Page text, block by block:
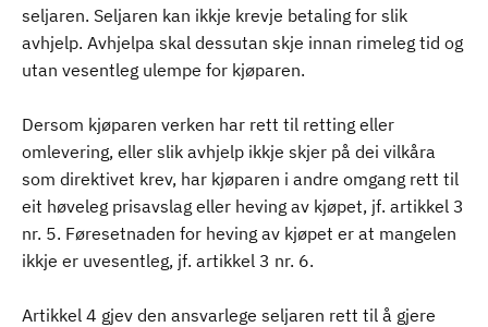
seljaren. Seljaren kan ikkje krevje betaling for slik
avhjelp. Avhjelpa skal dessutan skje innan rimeleg tid og
utan vesentleg ulempe for kjøparen.
Dersom kjøparen verken har rett til retting eller
omlevering, eller slik avhjelp ikkje skjer på dei vilkåra
som direktivet krev, har kjøparen i andre omgang rett til
eit høveleg prisavslag eller heving av kjøpet, jf. artikkel 3
nr. 5. Føresetnaden for heving av kjøpet er at mangelen
ikkje er uvesentleg, jf. artikkel 3 nr. 6.
Artikkel 4 gjev den ansvarlege seljaren rett til å gjere